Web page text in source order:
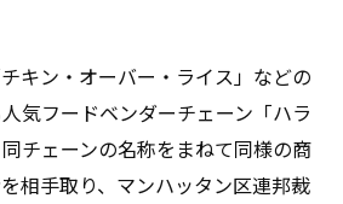
キン・オーバー・ライス」などの
気フードベンダーチェーン「ハラ
チェーンの名称をまねて同様の商
相手取り、マンハッタン区連邦裁